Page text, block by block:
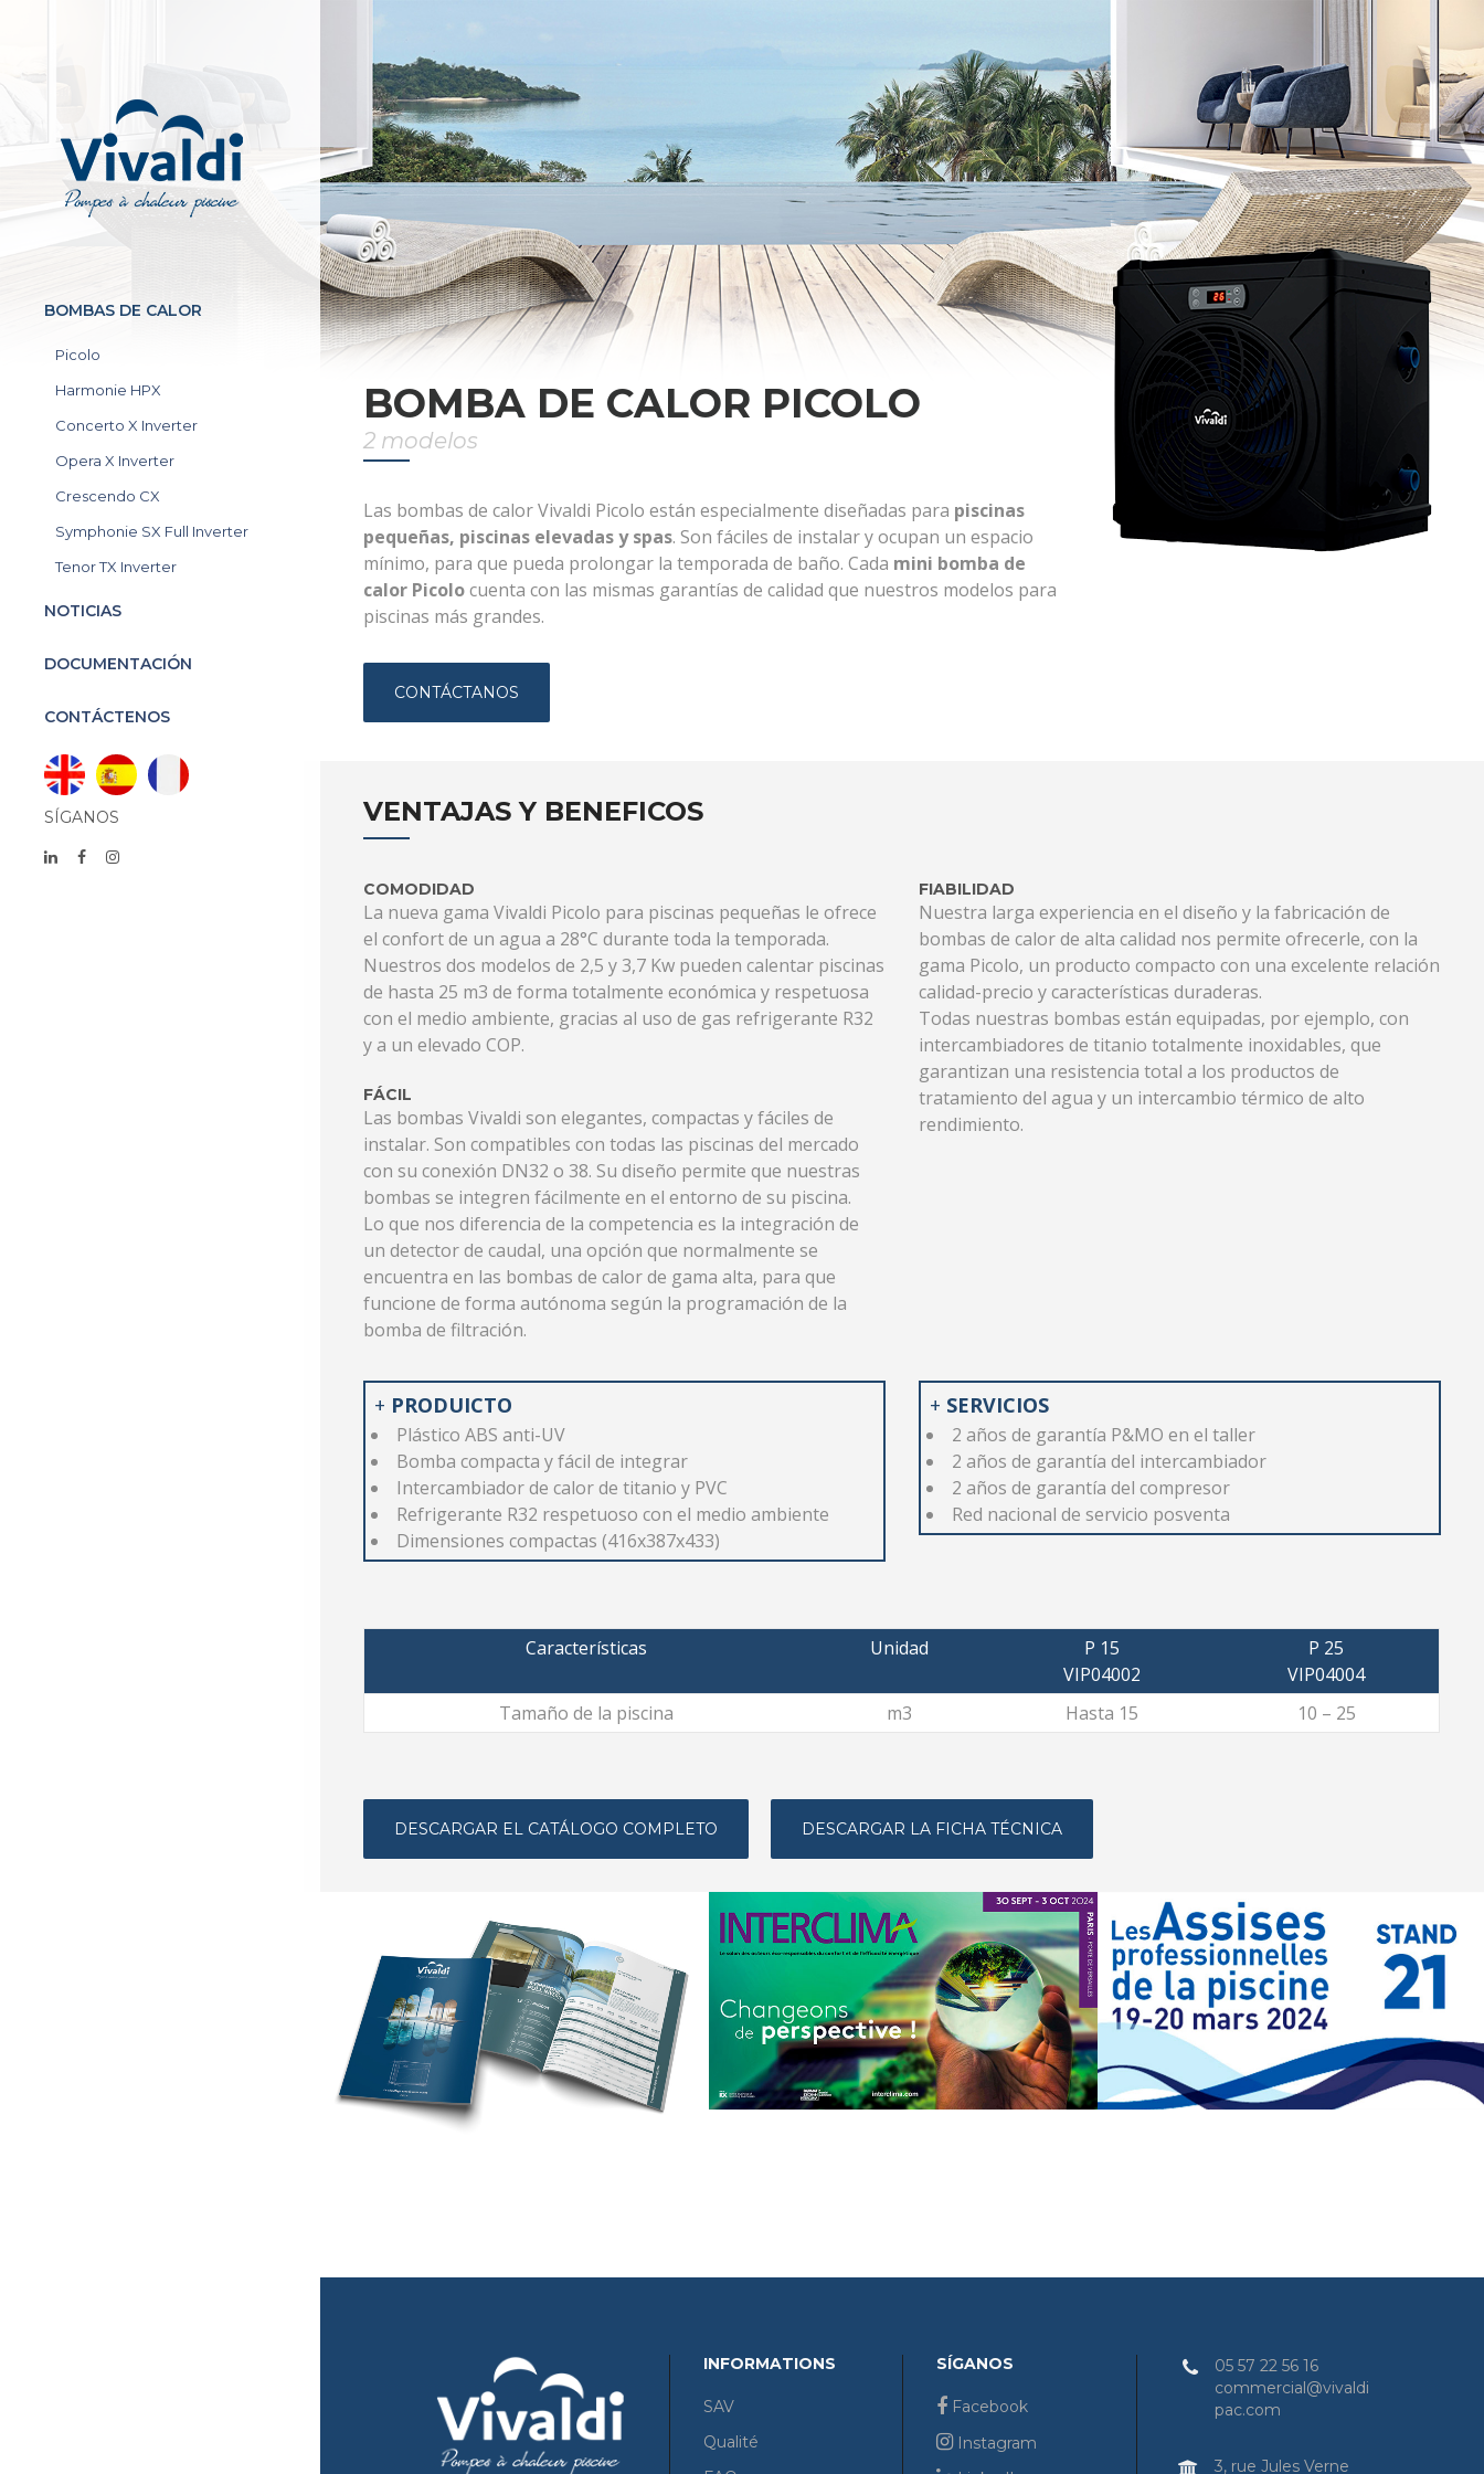
BOMBAS DE CALOR
Picolo
Harmonie HPX
Concerto X Inverter
Opera X Inverter
Crescendo CX
Symphonie SX Full Inverter
Tenor TX Inverter
NOTICIAS
DOCUMENTACIÓN
CONTÁCTENOS
SÍGANOS
BOMBA DE CALOR PICOLO
2 modelos
Las bombas de calor Vivaldi Picolo están especialmente diseñadas para piscinas
pequeñas, piscinas elevadas y spas. Son fáciles de instalar y ocupan un espacio
mínimo, para que pueda prolongar la temporada de baño. Cada mini bomba de
calor Picolocuenta con las mismas garantías de calidad que nuestros modelos para
piscinas más grandes.
CONTÁCTANOS
VENTAJAS Y BENEFICOS
COMODIDAD
La nueva gama Vivaldi Picolo para piscinas pequeñas le ofrece
el confort de un agua a 28°C durante toda la temporada.
Nuestros dos modelos de 2,5 y 3,7 Kw pueden calentar piscinas
de hasta 25 m3 de forma totalmente económica y respetuosa
con el medio ambiente, gracias al uso de gas refrigerante R32
y a un elevado COP.
FÁCIL
Las bombas Vivaldi son elegantes, compactas y fáciles de
instalar. Son compatibles con todas las piscinas del mercado
con su conexión DN32 o 38. Su diseño permite que nuestras
bombas se integren fácilmente en el entorno de su piscina.
Lo que nos diferencia de la competencia es la integración de
un detector de caudal, una opción que normalmente se
encuentra en las bombas de calor de gama alta, para que
funcione de forma autónoma según la programación de la
bomba de filtración.
FIABILIDAD
Nuestra larga experiencia en el diseño y la fabricación de
bombas de calor de alta calidad nos permite ofrecerle, con la
gama Picolo, un producto compacto con una excelente relación
calidad-precio y características duraderas.
Todas nuestras bombas están equipadas, por ejemplo, con
intercambiadores de titanio totalmente inoxidables, que
garantizan una resistencia total a los productos de
tratamiento del agua y un intercambio térmico de alto
rendimiento.
+ PRODUICTO
Plástico ABS anti-UV
Bomba compacta y fácil de integrar
Intercambiador de calor de titanio y PVC
Refrigerante R32 respetuoso con el medio ambiente
Dimensiones compactas (416x387x433)
+ SERVICIOS
2 años de garantía P&MO en el taller
2 años de garantía del intercambiador
2 años de garantía del compresor
Red nacional de servicio posventa
Características Unidad
P 15
VIP04002
P 25
VIP04004
Tamaño de la piscina
m3 Hasta 15 10 – 25
DESCARGAR EL CATÁLOGO COMPLETO DESCARGAR LA FICHA TÉCNICA
septiembre 13, 2024
NUEVO CATÁLOGO 2024
Noticias
mayo 24, 2024
NOS VEMOS EN LA FERIA
INTERCLIMA 2024
Noticias
febrero 19, 2024
VENGA AL ASSISES
PROFESSIONNELLES DE
LA PISCINE
Noticias
INFORMATIONS
SAV
Qualité
SÍGANOS
Facebook
Instagram
05 57 22 56 16
commercial@vivaldi
pac.com
3, rue Jules Verne